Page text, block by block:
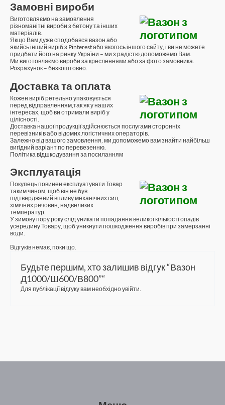
Замовні вироби
Виготовляємо на замовлення
різноманітні вироби з бетону та інших
матеріалів.
Якщо Вам дуже сподобався вазон або
якийсь інший виріб з Pinterest або якогось іншого сайту, і ви не можете
придбати його на ринку України – ми з радістю допоможемо Вам.
Ми виготовляємо вироби за кресленнями або за фото замовника.
Розрахунок – безкоштовно.
Доставка та оплата
Кожен виріб ретельно упаковується
перед відправленням,так як у наших
інтересах, щоб ви отримали виріб у
цілісності.
Доставка нашої продукції здійснюється послугами сторонніх
перевізників або відомих логістичних операторів.
Залежно від вашого замовлення, ми допоможемо вам знайти найбільш
вигідний варіант по перевезенню.
Політика відшкодування за посиланням
Эксплуатація
Покупець повинен експлуатувати Товар
таким чином, щоб він не був
підтверджений впливу механічних сил,
хімічних речовин, надвеликих
температур.
У зимову пору року слід уникати попадання великої кількості опадів
усередину Товару, щоб уникнути пошкодження виробів при замерзанні
води.
Відгуків немає, поки що.
Будьте першим, хто залишив відгук “Вазон
Д1000/Ш600/В800”“
Для публікації відгуку вам необхідноувійти